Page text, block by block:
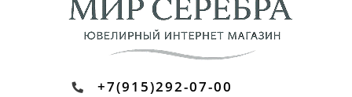
+7(915)292-07-00